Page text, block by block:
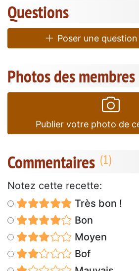
Questions
Poser une
Photos des membres
Publier votre photo de
Commentaires
Notez cette recette:
Très bon !
Bon
Moyen
Bof